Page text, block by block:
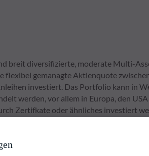
breit diversifizierte, moderate Multi-
flexibel gemanagte Aktienquote
investiert. Das Portfolio kann in
werden, vor allem in Europa, den
Zertifkate oder ähnliches investiert
einen Zusatzertrag zu einer
Unternehmensführung (ESG) zu